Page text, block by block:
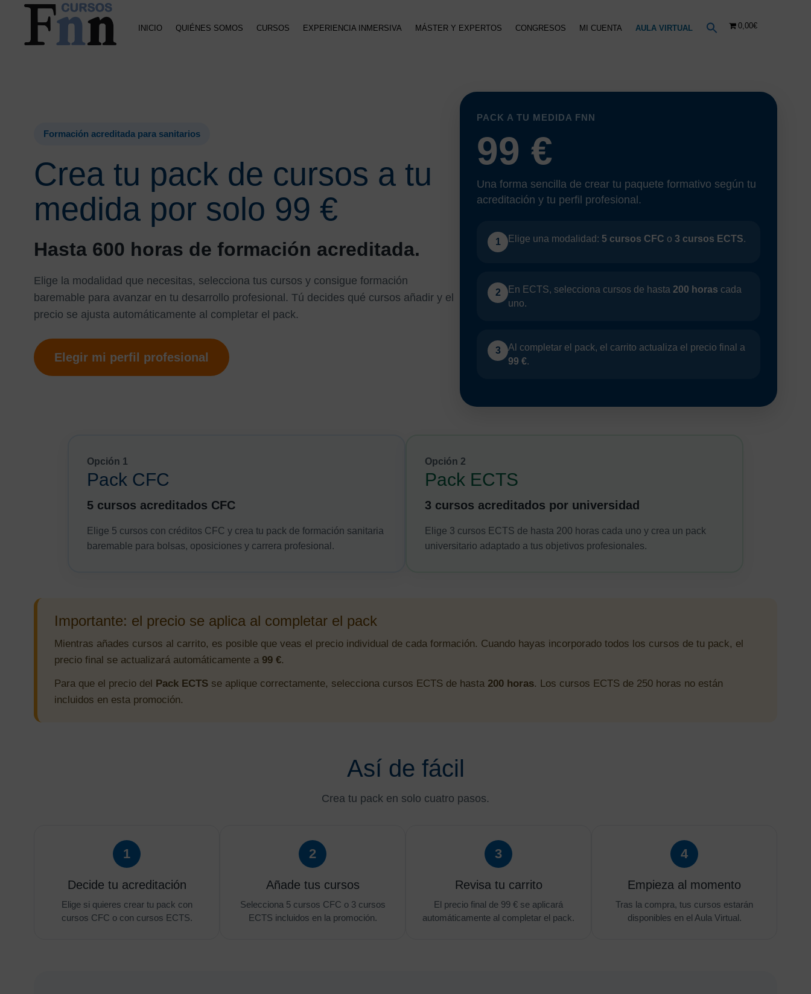
Saltar
Saltar
INICIO QUIÉNES SOMOS CURSOS EXPERIENCIA INMERSIVA MÁSTER Y EXPERTOS CONGRESOS MI CUENTA AULA VIRTUAL 0,00€
Formación acreditada para sanitarios
Crea tu pack de cursos a tu
medida por solo 99 €
Hasta 600 horas de formación acreditada.
Elige la modalidad que necesitas, selecciona tus cursos y consigue formación
baremable para avanzar en tu desarrollo profesional. Tú decides qué cursos añadir y el
precio se ajusta automáticamente al completar el pack.
Elegir mi perfil profesional
PACK A TU MEDIDA FNN
99 €
Una forma sencilla de crear tu paquete formativo según tu
acreditación y tu perfil profesional.
1 Elige una modalidad: 5 cursos CFC o 3 cursos ECTS.
2 En ECTS, selecciona cursos de hasta 200 horas cada
uno.
3
Al completar el pack, el carrito actualiza el precio final a
99 €.
Opción 1
Pack CFC
5 cursos acreditados CFC
Elige 5 cursos con créditos CFC y crea tu pack de formación sanitaria
baremable para bolsas, oposiciones y carrera profesional.
Opción 2
Pack ECTS
3 cursos acreditados por universidad
Elige 3 cursos ECTS de hasta 200 horas cada uno y crea un pack
universitario adaptado a tus objetivos profesionales.
Importante: el precio se aplica al completar el pack
Mientras añades cursos al carrito, es posible que veas el precio individual de cada formación. Cuando hayas incorporado todos los cursos de tu pack, el
precio final se actualizará automáticamente a 99 €.
Para que el precio del Pack ECTS se aplique correctamente, selecciona cursos ECTS de hasta 200 horas. Los cursos ECTS de 250 horas no están
incluidos en esta promoción.
Así de fácil
Crea tu pack en solo cuatro pasos.
1
Decide tu acreditación
Elige si quieres crear tu pack con
cursos CFC o con cursos ECTS.
2
Añade tus cursos
Selecciona 5 cursos CFC o 3 cursos
ECTS incluidos en la promoción.
3
Revisa tu carrito
El precio final de 99 € se aplicará
automáticamente al completar el pack.
4
Empieza al momento
Tras la compra, tus cursos estarán
disponibles en el Aula Virtual.